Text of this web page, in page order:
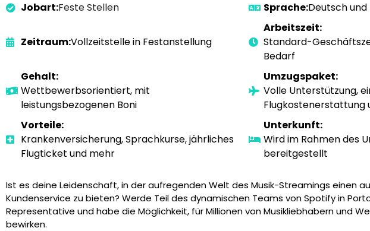
Jobart:Feste Stellen Sprache:Deutsch und
Zeitraum:Vollzeitstelle in Festanstellung
Arbeitszeit:
Standard-
Bedarf
Gehalt:
Wettbewerbsorientiert, mit
leistungsbezogenen Boni
Umzugspaket:
Volle Unterstützung,
Flugkostenerstattung
Vorteile:
Krankenversicherung, Sprachkurse, jährliches
Flugticket und mehr
Unterkunft:
Wird im Rahmen des
bereitgestellt
Ist es deine Leidenschaft, in der aufregenden Welt des Musik-Streamings einen
Kundenservice zu bieten? Werde Teil des dynamischen Teams von Spotify in
Representative und habe die Möglichkeit, für Millionen von Musikliebhabern und
bewirken.